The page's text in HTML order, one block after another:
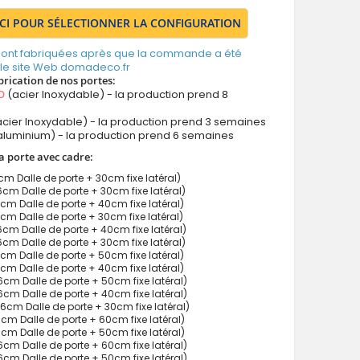
POUR SÉLECTIONNER LA CONFIGURATION
fabriquées après que la commande a été
site Web domadeco.fr
de nos portes:
(acier Inoxydable) - la production prend 8
Inoxydable) - la production prend 3 semaines
- la production prend 6 semaines
porte avec cadre:
Dalle de porte + 30cm fixe latéral)
Dalle de porte + 30cm fixe latéral)
Dalle de porte + 40cm fixe latéral)
Dalle de porte + 30cm fixe latéral)
Dalle de porte + 40cm fixe latéral)
Dalle de porte + 30cm fixe latéral)
Dalle de porte + 50cm fixe latéral)
Dalle de porte + 40cm fixe latéral)
Dalle de porte + 50cm fixe latéral)
Dalle de porte + 40cm fixe latéral)
Dalle de porte + 30cm fixe latéral)
Dalle de porte + 60cm fixe latéral)
Dalle de porte + 50cm fixe latéral)
Dalle de porte + 60cm fixe latéral)